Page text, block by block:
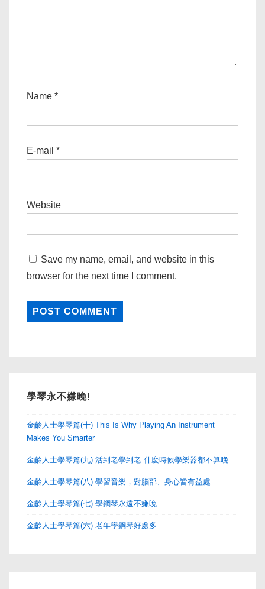
Name *
E-mail *
Website
Save my name, email, and website in this
browser for the next time I comment.
學琴永不嫌晚!
金齡人士學琴篇(十) This Is Why Playing An Instrument
Makes You Smarter
金齡人士學琴篇(九) 活到老學到老 什麼時候學樂器都不算晚
金齡人士學琴篇(八) 學習音樂，對腦部、身心皆有益處
金齡人士學琴篇(七) 學鋼琴永遠不嫌晚
金齡人士學琴篇(六) 老年學鋼琴好處多